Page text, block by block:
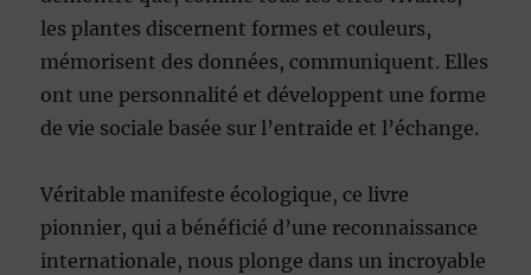
les plantes discernent formes et couleurs,
mémorisent des données, communiquent. Elles
ont une personnalité et développent une forme
de vie sociale basée sur l’entraide et l’échange.
Véritable manifeste écologique, ce livre
pionnier, qui a bénéficié d’une reconnaissance
internationale, nous plonge dans un incroyable